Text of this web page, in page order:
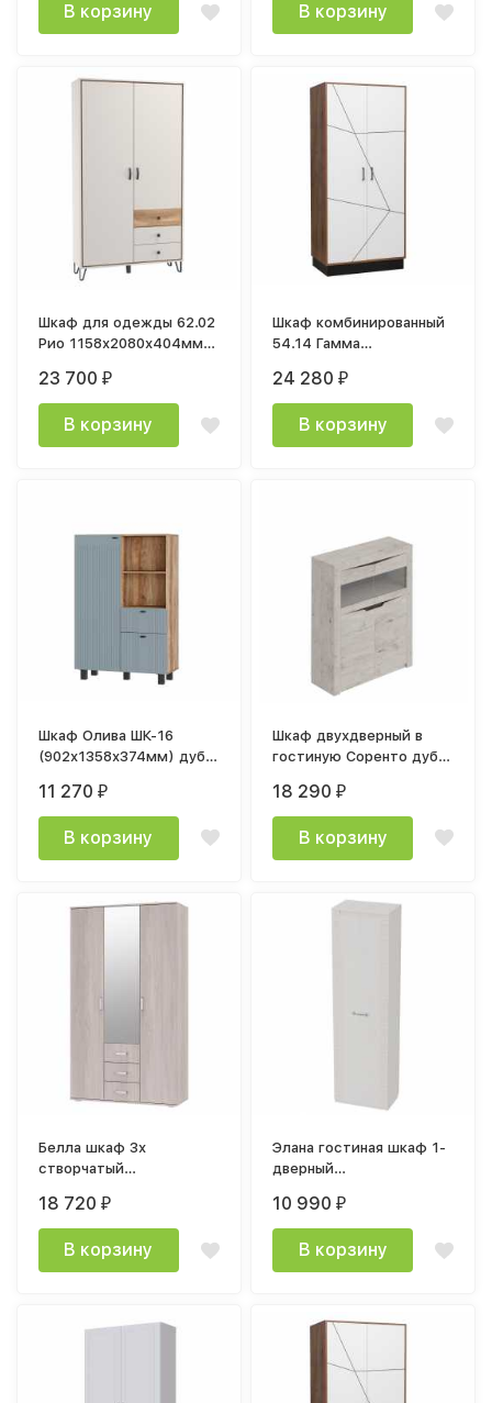
В корзину В корзину
Шкаф для одежды 62.02
Рио 1158х2080х404мм
ДВПО белый
23 700₽
В корзину
Шкаф комбинированный
54.14 Гамма
(таксония / черный / ПВХ
белый)
24 280₽
В корзину
Шкаф Олива ШК-16
(902х1358х374мм) дуб
шарли бриз
11 270₽
В корзину
Шкаф двухдверный в
гостиную Соренто дуб
18 290₽
В корзину
Белла шкаф 3х
створчатый
белый
18 720₽
В корзину
Элана гостиная шкаф 1-
дверный
белая
10 990₽
В корзину